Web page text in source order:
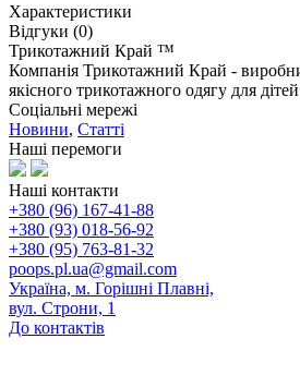
Характеристики
Відгуки (0)
Трикотажний Край ™
Компанія Трикотажний Край -
якісного трикотажного одягу для
Соціальні мережі
Новини, Статті
Наші перемоги
Наші контакти
+380 (96) 167-41-88
+380 (93) 018-56-92
+380 (95) 763-81-32
poops.pl.ua@gmail.com
Україна, м. Горішні Плавні,
вул. Строни, 1
До контактів